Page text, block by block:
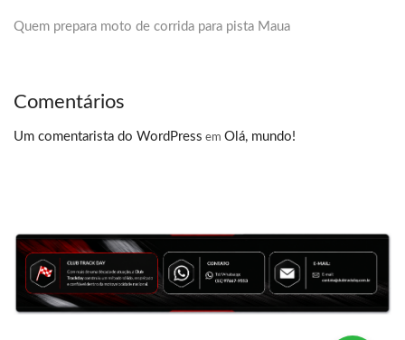
Quem prepara moto de corrida para pista Maua
Comentários
Um comentarista do WordPress em Olá, mundo!